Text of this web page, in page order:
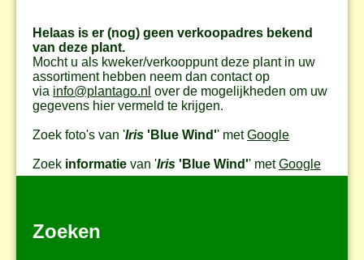
Helaas is er (nog) geen verkoopadres bekend
van deze plant.
Mocht u als kweker/verkooppunt deze plant in uw
assortiment hebben neem dan contact op
via info@plantago.nl over de mogelijkheden om uw
gegevens hier vermeld te krijgen.
Zoek foto's van 'Iris 'Blue Wind'' metGoogle
Zoek informatie van 'Iris 'Blue Wind'' metGoogle
Zoeken